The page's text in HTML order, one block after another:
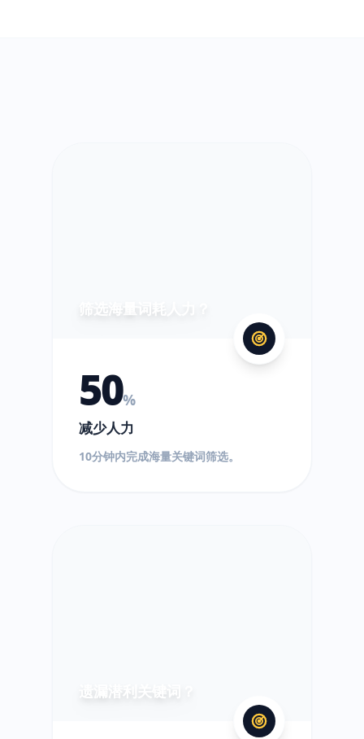
筛选海量词耗人力？
50%
减少人力
10分钟内完成海量关键词筛选。
遗漏潜利关键词？